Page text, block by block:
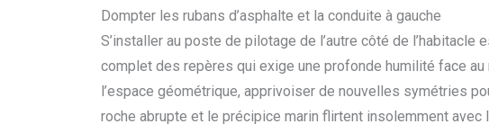
Dompter les rubans d’asphalte et la conduite à gauche
S’installer au poste de pilotage de l’autre côté de
complet des repères qui exige une profonde humilité face au
l’espace géométrique, apprivoiser de nouvelles symétries
roche abrupte et le précipice marin flirtent insolemment